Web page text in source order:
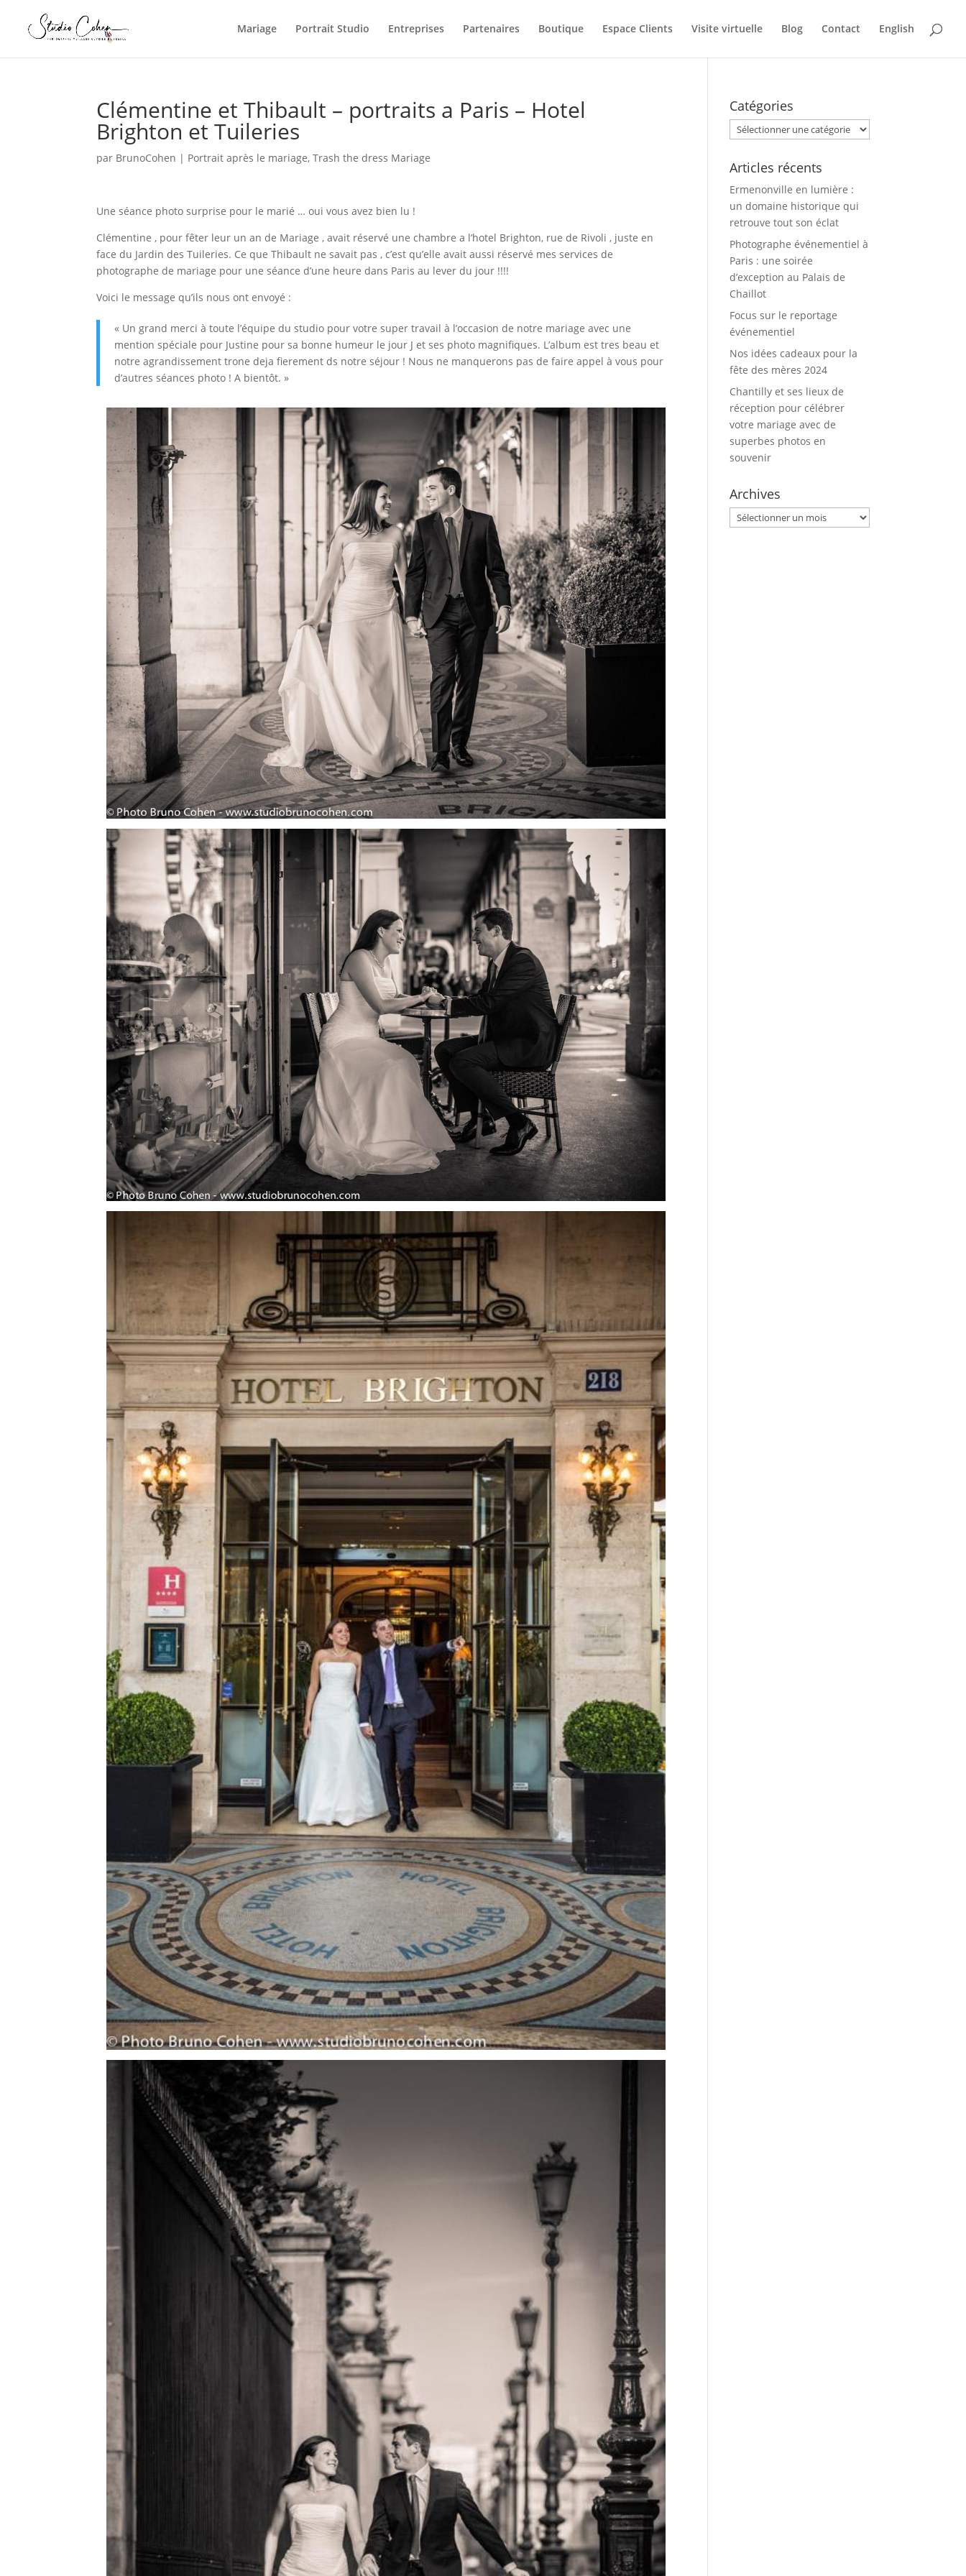
Mariage Portrait Studio Entreprises Partenaires Boutique Espace Clients Visite virtuelle Blog Contact English
Clémentine et Thibault – portraits a Paris – Hotel
Brighton et Tuileries
par BrunoCohen | Portrait après le mariage,Trash the dress Mariage
Une séance photo surprise pour le marié … oui vous avez bien lu !
Clémentine , pour fêter leur un an de Mariage , avait réservé une chambre a l’hotel Brighton, rue de Rivoli , juste en
face du Jardin des Tuileries. Ce que Thibault ne savait pas , c’est qu’elle avait aussi réservé mes services de
photographe de mariage pour une séance d’une heure dans Paris au lever du jour !!!!
Voici le message qu’ils nous ont envoyé :
« Un grand merci à toute l’équipe du studio pour votre super travail à l’occasion de notre mariage avec une
mention spéciale pour Justine pour sa bonne humeur le jour J et ses photo magnifiques. L’album est tres beau et
notre agrandissement trone deja fierement ds notre séjour ! Nous ne manquerons pas de faire appel à vous pour
d’autres séances photo ! A bientôt. »
Catégories
Catégories
Articles récents
Ermenonville en lumière :
un domaine historique qui
retrouve tout son éclat
Photographe événementiel à
Paris : une soirée
d’exception au Palais de
Chaillot
Focus sur le reportage
événementiel
Nos idées cadeaux pour la
fête des mères 2024
Chantilly et ses lieux de
réception pour célébrer
votre mariage avec de
superbes photos en
souvenir
Archives
Archives